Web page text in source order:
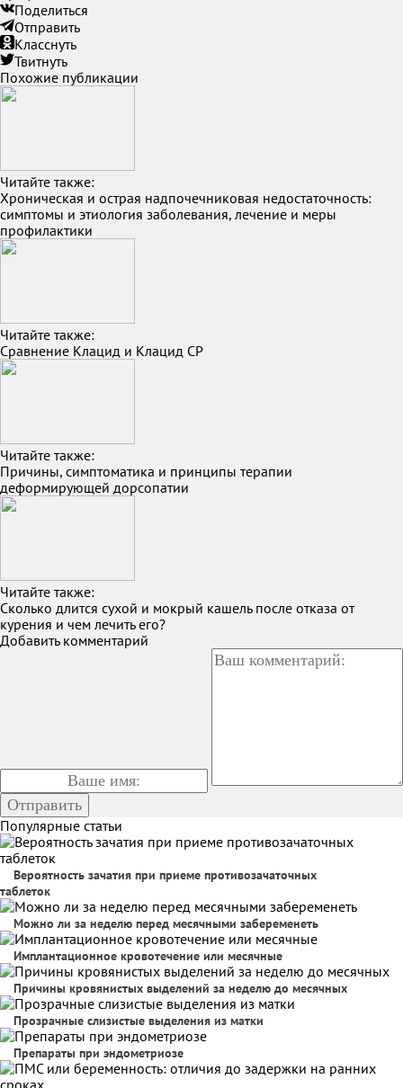
Поделиться
Отправить
Класснуть
Твитнуть
Похожие публикации
Читайте также:
Хроническая и острая надпочечниковая недостаточность:
симптомы и этиология заболевания, лечение и меры
профилактики
Читайте также:
Сравнение Клацид и Клацид СР
Читайте также:
Причины, симптоматика и принципы терапии
деформирующей дорсопатии
Читайте также:
Сколько длится сухой и мокрый кашель после отказа от
курения и чем лечить его?
Добавить комментарий
Популярные статьи
Вероятность зачатия при приеме противозачаточных
таблеток
Можно ли за неделю перед месячными забеременеть
Имплантационное кровотечение или месячные
Причины кровянистых выделений за неделю до месячных
Прозрачные слизистые выделения из матки
Препараты при эндометриозе